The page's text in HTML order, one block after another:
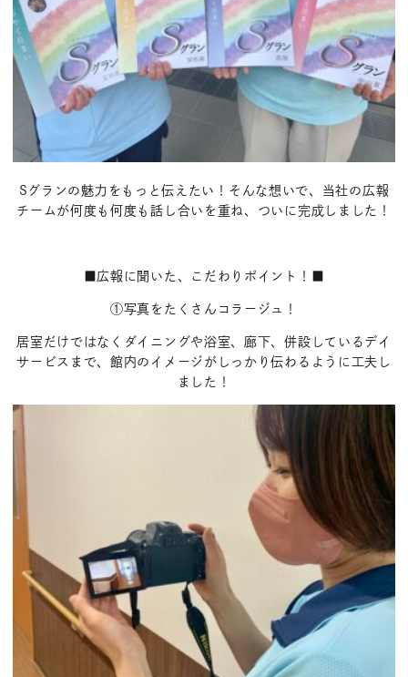
Sグランの魅力をもっと伝えたい！そんな想いで、当社の広報
チームが何度も何度も話し合いを重ね、ついに完成しました！
■広報に聞いた、こだわりポイント！■
①写真をたくさんコラージュ！
居室だけではなくダイニングや浴室、廊下、併設しているデイ
サービスまで、館内のイメージがしっかり伝わるように工夫し
ました！